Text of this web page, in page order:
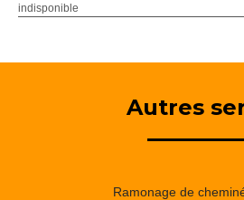
indisponible
Autres
Ramonage de